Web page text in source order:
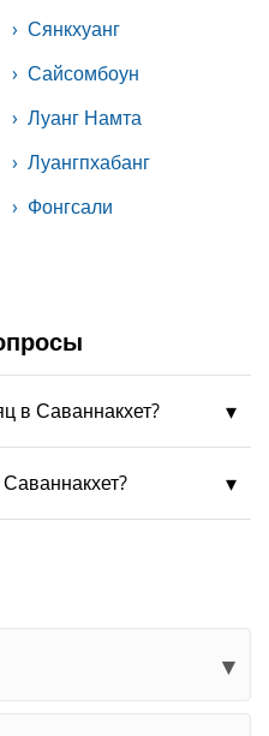
Сянкхуанг
Сайсомбоун
Луанг Намта
Луангпхабанг
Фонгсали
в Саваннакхет?